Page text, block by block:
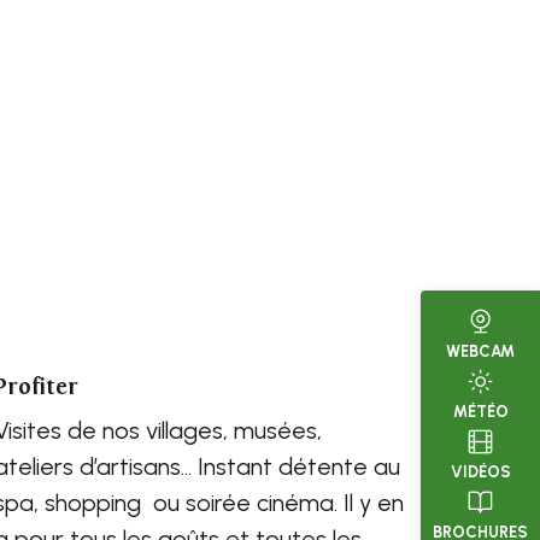
WEBCAM
MÉTÉO
VIDÉOS
BROCHURES
de nos villages, musées,
d’artisans… Instant détente au
shopping ou soirée cinéma. Il y en